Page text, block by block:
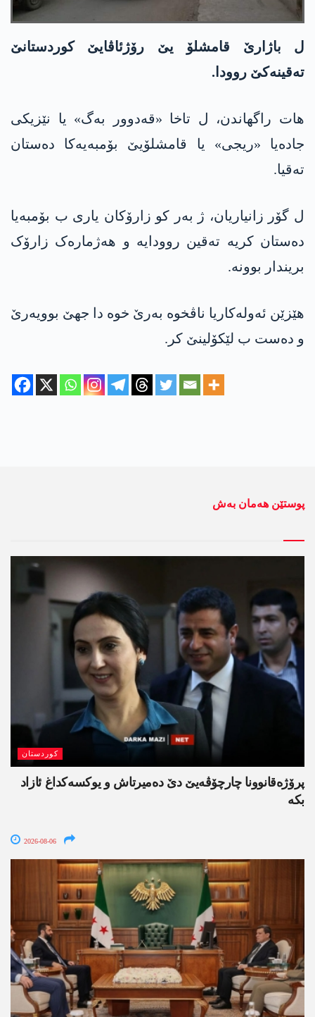
ل باژارێ قامشلۆ یێ رۆژئاڤایێ کوردستانێ
تەقینەکێ روودا.
ھات راگھاندن، ل تاخا «قەدوور بەگ» یا نێزیکی
جادەیا «ریجی» یا قامشلۆیێ بۆمبەیەکا دەستان
تەقیا.
ل گۆر زانیاریان، ژ بەر کو زارۆکان یاری ب بۆمبەیا
دەستان کریە تەقین روودایە و ھەژمارەک زارۆک
بریندار بوونە.
ھێزێن ئەولەکاریا ناڤخوە بەرێ خوە دا جھێ بوویەرێ
و دەست ب لێکۆلینێ کر.
پوستێن ھەمان بەش
کوردستان
پرۆژەقانوونا چارچۆڤەیێ دێ دەمیرتاش و یوکسەکداغ ئازاد
بکە
2026-08-06